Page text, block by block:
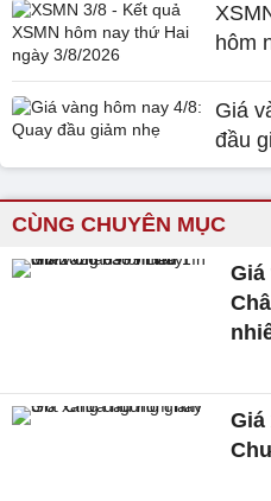
hôm
Giá
đầu
CÙNG CHUYÊN MỤC
Giá
Giá